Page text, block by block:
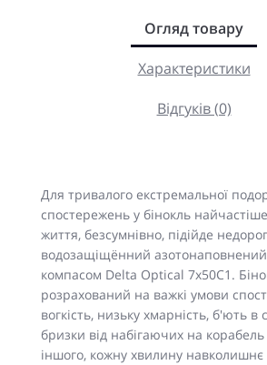
Огляд товару
Характеристики
Відгуків (0)
Для тривалого екстремальної
спостережень у бінокль
життя, безсумнівно, підійде
водозащіщённий азотонаповнений
компасом Delta Optical 7х50C1.
розрахований на важкі умови
вогкість, низьку хмарність, б'ють в
бризки від набігаючих на корабель
іншого, кожну хвилину